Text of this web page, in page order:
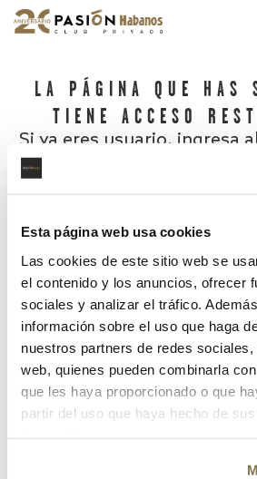
Esta página web usa cookies
Las cookies de este sitio web se
el contenido y los anuncios, ofrecer
sociales y analizar el tráfico.
información sobre el uso que haga
nuestros partners de redes
web, quienes pueden combinarla
que les haya proporcionado o que
partir del uso que haya hecho de
LA PÁGINA QUE HAS
TIENE ACCESO
Si ya eres usuario, ingresa
¿Has olvidado tu contraseña?